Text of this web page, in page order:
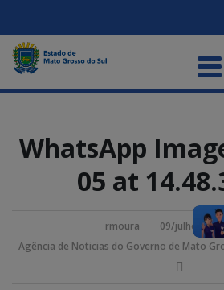
WhatsApp
05 at
rmoura
09/julho/
Agência de Noticias do Governo de Mato